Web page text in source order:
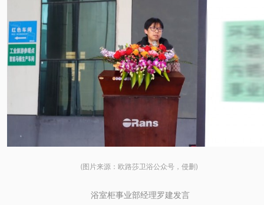
(图片来源：欧路莎卫浴公众号，侵删)
浴室柜事业部经理罗建发言